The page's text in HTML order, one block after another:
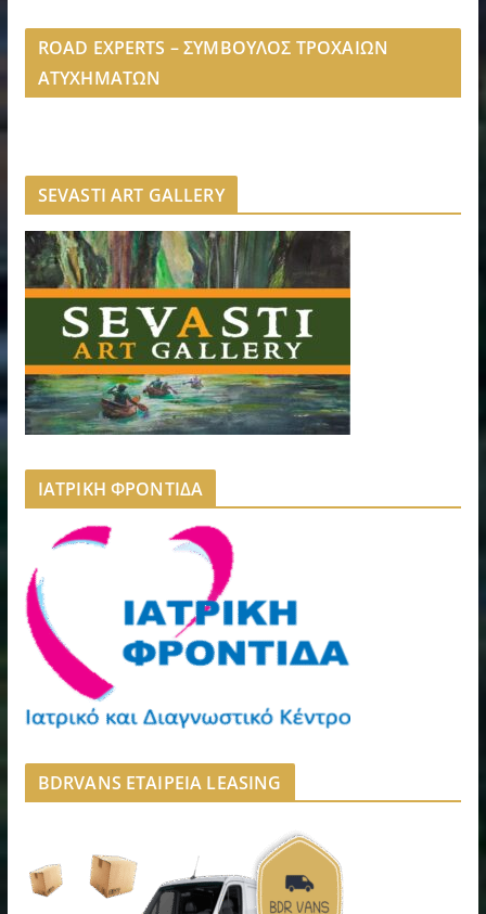
ROAD EXPERTS – ΣΥΜΒΟΥΛΟΣ ΤΡΟΧΑΙΩΝ
ΑΤΥΧΗΜΑΤΩΝ
SEVASTI ART GALLERY
ΙΑΤΡΙΚΗ ΦΡΟΝΤΙΔΑ
BDRVANS ΕΤΑΙΡΕΙΑ LEASING